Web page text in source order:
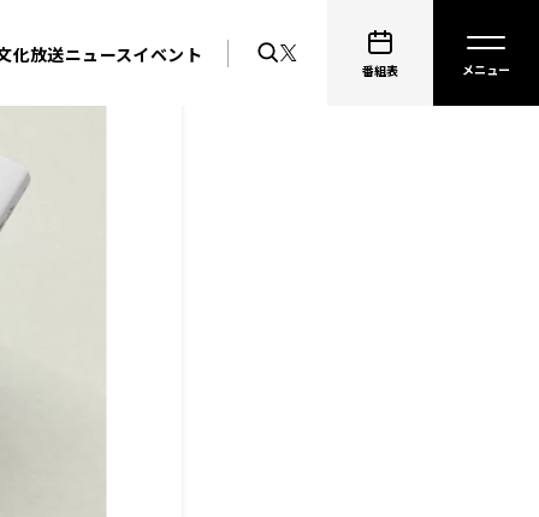
化放送ニュースイベント
番組表